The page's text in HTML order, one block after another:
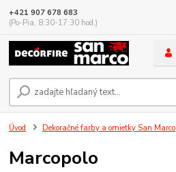
+421 907 678 683
(Po-Pia, 8:30-17:30 hod.)
Úvod Dekoračné farby a omietky San Marco
Marcopolo